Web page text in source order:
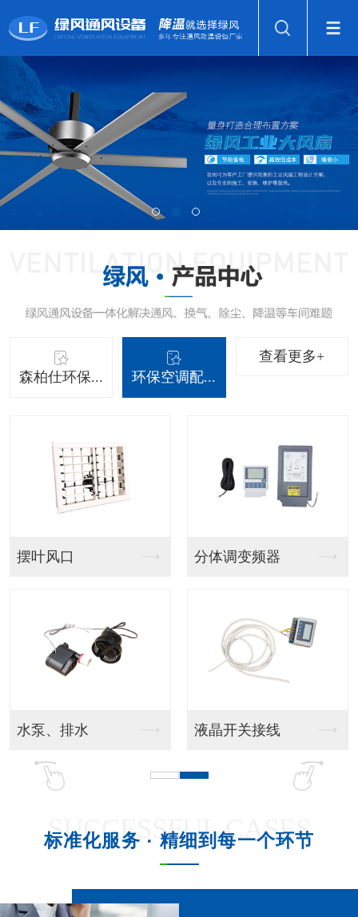
森柏仕环保... 环保空调配...
查看更多+
吊挂百叶窗款
吊挂风管机 吊柜射流款
吊柜窗式款
SUCCESSFUL CASES
标准化服务 · 精细到每一个环节